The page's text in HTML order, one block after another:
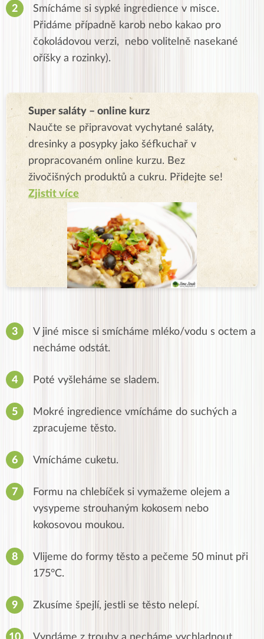
Smícháme si sypké ingredience v misce.
Přidáme případně karob nebo kakao pro
čokoládovou verzi, nebo volitelně nasekané
oříšky a rozinky).
Super saláty – online kurz
Naučte se připravovat vychytané saláty,
dresinky a posypky jako šéfkuchař v
propracovaném online kurzu. Bez
živočišných produktů a cukru. Přidejte se!
Zjistit více
V jiné misce si smícháme mléko/vodu s octem a
necháme odstát.
Poté vyšleháme se sladem.
Mokré ingredience vmícháme do suchých a
zpracujeme těsto.
Vmícháme cuketu.
Formu na chlebíček si vymažeme olejem a
vysypeme strouhaným kokosem nebo
kokosovou moukou.
Vlijeme do formy těsto a pečeme 50 minut při
175°C.
Zkusíme špejlí, jestli se těsto nelepí.